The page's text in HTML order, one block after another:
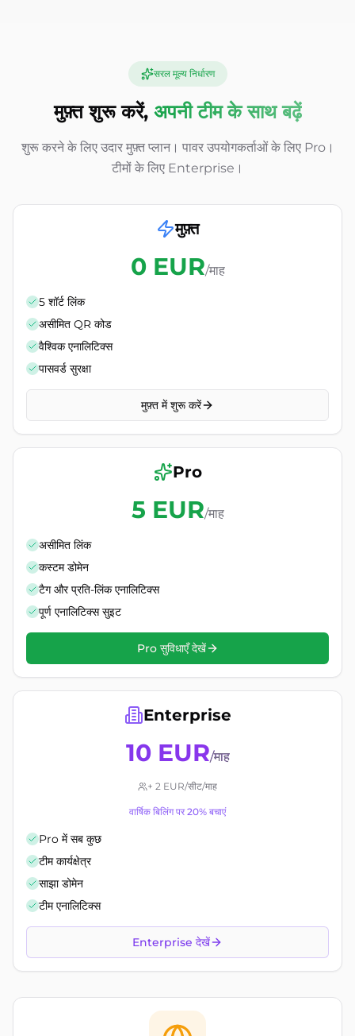
सरल मूल्य निर्धारण
मुफ़्त शुरू करें, अपनी टीम के साथ बढ़ें
शुरू करने के लिए उदार मुफ़्त प्लान। पावर उपयोगकर्ताओं के लिए Pro।
टीमों के लिए Enterprise।
मुफ़्त
0 EUR/माह
5 शॉर्ट लिंक
असीमित QR कोड
वैश्विक एनालिटिक्स
पासवर्ड सुरक्षा
मुफ़्त में शुरू करें
Pro
5 EUR/माह
असीमित लिंक
कस्टम डोमेन
टैग और प्रति-लिंक एनालिटिक्स
पूर्ण एनालिटिक्स सुइट
Pro सुविधाएँ देखें
Enterprise
10 EUR/माह
+ 2 EUR/सीट/माह
वार्षिक बिलिंग पर 20% बचाएं
Pro में सब कुछ
टीम कार्यक्षेत्र
साझा डोमेन
टीम एनालिटिक्स
Enterprise देखें